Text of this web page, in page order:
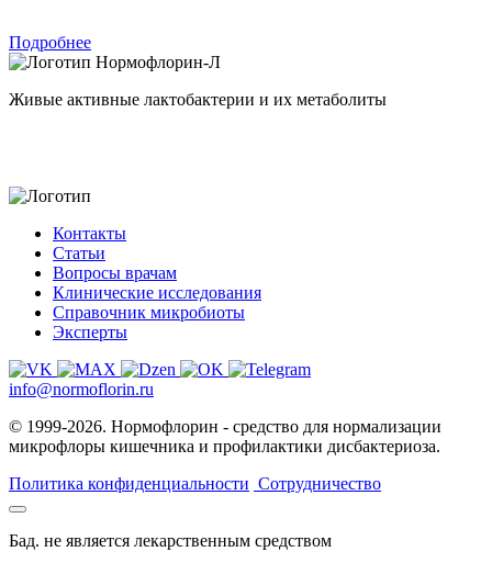
Подробнее
Нормофлорин-Л
Живые активные лактобактерии и их метаболиты
Контакты
Статьи
Вопросы врачам
Клинические исследования
Справочник микробиоты
Эксперты
info@normoflorin.ru
© 1999-2026. Нормофлорин - средство для нормализации
микрофлоры кишечника и профилактики дисбактериоза.
Политика конфиденциальности Сотрудничество
Бад. не является лекарственным средством